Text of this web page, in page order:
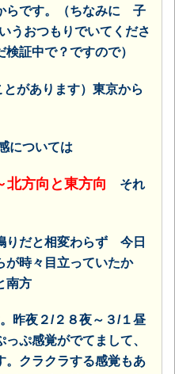
らです。（ちなみに 子
うおつもりでいてくださ
証中で？ですので）
とがあります）東京から
については
北方向と東方向
それ
りだと相変わらず 今日
時々目立っていたか
南方
昨夜２/２８夜～３/１昼
ぷ感覚がでてまして、
クラクラする感覚もあ